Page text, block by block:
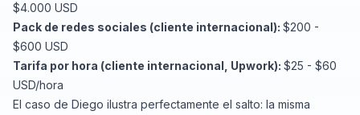
$4.000 USD
Pack de redes sociales (cliente internacional): $200 -
$600 USD
Tarifa por hora (cliente internacional, Upwork): $25 - $60
USD/hora
El caso de Diego ilustra perfectamente el salto: la misma